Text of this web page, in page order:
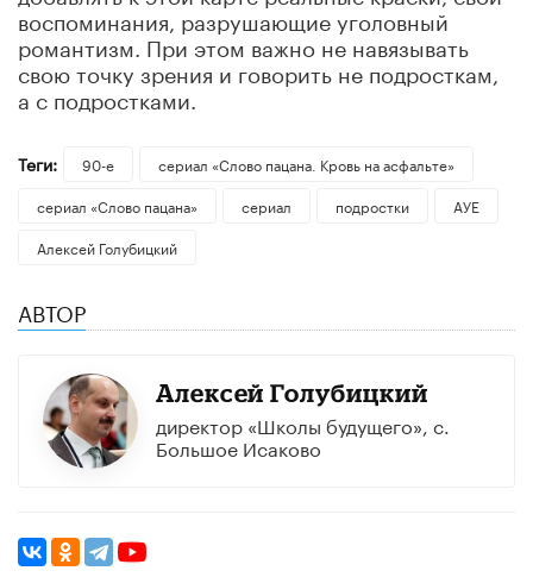
воспоминания, разрушающие уголовный
романтизм. При этом важно не навязывать
свою точку зрения и говорить не подросткам,
а с подростками.
Теги: 90-е
сериал «Слово пацана. Кровь на асфальте»
сериал «Слово пацана»
сериал подростки
АУЕ
Алексей Голубицкий
АВТОР
Алексей Голубицкий
директор «Школы будущего», с.
Большое Исаково